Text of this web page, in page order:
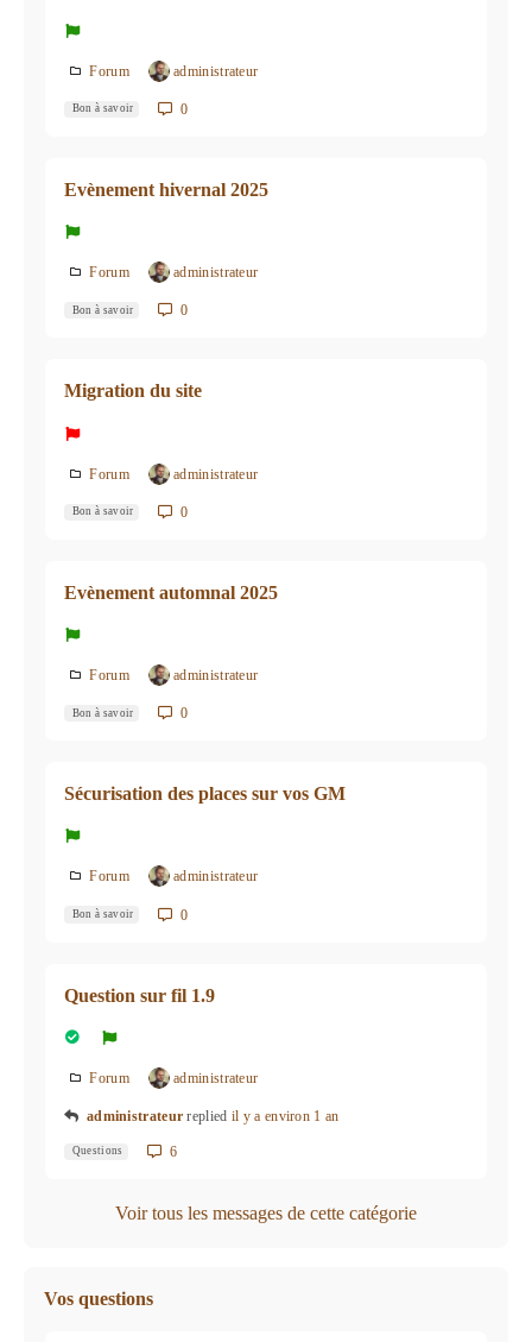
Forum administrateur
Bon à savoir 0
Evènement hivernal 2025
Forum administrateur
Bon à savoir 0
Migration du site
Forum administrateur
Bon à savoir 0
Evènement automnal 2025
Forum administrateur
Bon à savoir 0
Sécurisation des places sur vos GM
Forum administrateur
Bon à savoir 0
Question sur fil 1.9
Forum administrateur
administrateur replied il y a environ 1 an
Questions 6
Voir tous les messages de cette catégorie
Vos questions